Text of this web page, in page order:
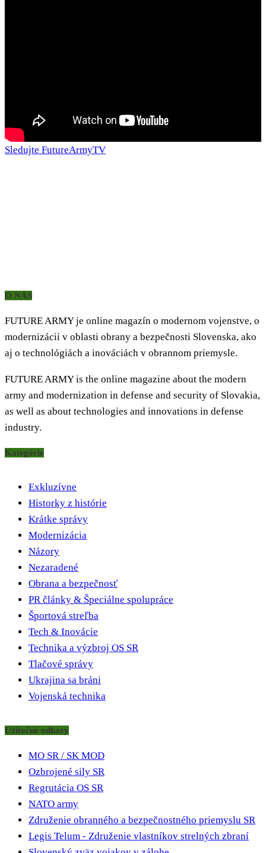
Sledujte FutureArmyTV
O NÁS
FUTURE ARMY je online magazín o modernom vojenstve, o
modernizácii v oblasti obrany a bezpečnosti Slovenska, ako
aj o technológiách a inováciách v obrannom priemysle.
FUTURE ARMY is the online magazine about the modern
army and modernization in defense and security of Slovakia,
as well as about technologies and innovations in defense
industry.
Kategórie
Exkluzívne
Historky z histórie
Krátke správy
Modernizácia
Názory
Nezaradené
Obrana a bezpečnosť
PR články & Špeciálne spolupráce
Športová streľba
Tech & Inovácie
Technika a výzbroj OS SR
Tlačové správy
Ukrajina sa bráni
Vojenská technika
Užitočné odkazy
MO SR / SK MOD
Ozbrojené sily SR
Regrutácia OS SR
NATO army
Združenie obranného a bezpečnostného priemyslu SR
Legis Telum - Združenie vlastníkov strelných zbraní